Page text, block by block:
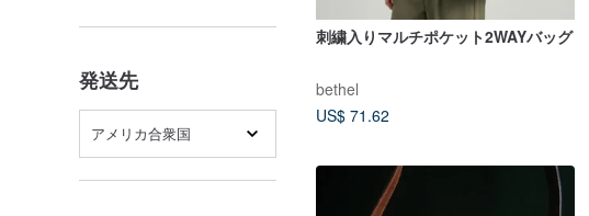
発送先
アメリカ合衆国
刺繍入りマルチポケット2WAYバッグ
bethel
US$ 71.62